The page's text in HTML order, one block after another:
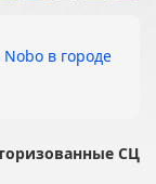
в городе
СЦ